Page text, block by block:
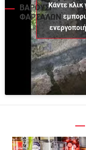
ΒΑΡΟΥΣΙ
ΦΑΡΣΑΛΩΝ
Κάντε κλικ